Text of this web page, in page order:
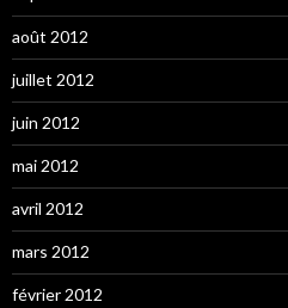
août 2012
juillet 2012
juin 2012
mai 2012
avril 2012
mars 2012
février 2012